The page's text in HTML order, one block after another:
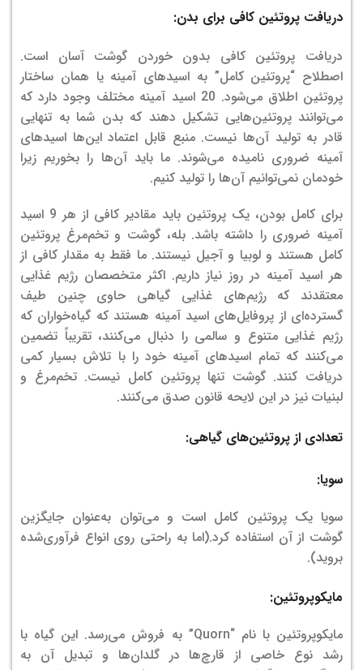
دریافت پروتئین کافی برای بدن:
دریافت پروتئین کافی بدون خوردن گوشت آسان است.
اصطلاح “پروتئین کامل” به اسیدهای آمینه یا همان ساختار
پروتئین اطلاق می‌شود. 20 اسید آمینه مختلف وجود دارد که
می‌توانند پروتئین‌هایی تشکیل دهند که بدن شما به تنهایی
قادر به تولید آن‌ها نیست. منبع قابل اعتماد این‌ها اسیدهای
آمینه ضروری نامیده می‌شوند. ما باید آن‌ها را بخوریم زیرا
خودمان نمی‌توانیم آن‌ها را تولید کنیم.
برای کامل بودن، یک پروتئین باید مقادیر کافی از هر 9 اسید
آمینه ضروری را داشته باشد. بله، گوشت و تخم‌مرغ پروتئین
کامل هستند و لوبیا و آجیل نیستند.ما فقط به مقدار کافی از
هر اسید آمینه در روز نیاز داریم. اکثر متخصصان رژیم غذایی
معتقدند که رژیم‌های غذایی گیاهی حاوی چنین طیف
گسترده‌ای از پروفایل‌های اسید آمینه هستند که گیاه‌خواران که
رژیم غذایی متنوع و سالمی را دنبال می‌کنند، تقریباً تضمین
می‌کنند که تمام اسیدهای آمینه خود را با تلاش بسیار کمی
دریافت کنند. گوشت تنها پروتئین کامل نیست. تخم‌مرغ و
لبنیات نیز در این لایحه قانون صدق می‌کنند.
تعدادی از پروتئین‌های گیاهی:
سویا:
سویا یک پروتئین کامل است و می‌توان به‌عنوان جایگزین
گوشت از آن استفاده کرد.(اما به راحتی روی انواع فرآوری‌شده
بروید).
مایکوپروتئین:
مایکوپروتئین با نام “Quorn” به فروش می‌رسد. این گیاه با
رشد نوع خاصی از قارچ‌ها در گلدان‌ها و تبدیل آن به